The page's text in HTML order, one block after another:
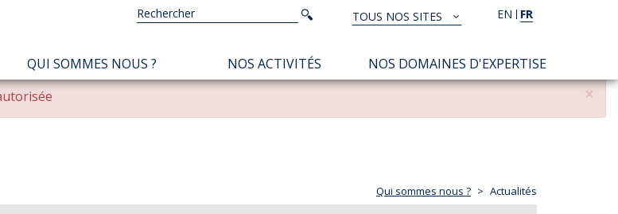
EN FR
TOUS
NOS
SITES
TOUS NOS SITES
Rechercher
Rechercher
NAVIGATION
PRINCIPALE
QUI SOMMES NOUS ? NOS ACTIVITÉS NOS DOMAINES D'EXPERTISE
×
Qui sommes nous ? Actualités